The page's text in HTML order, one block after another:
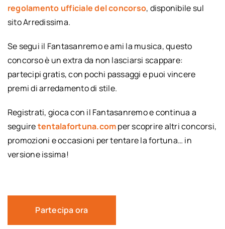
regolamento ufficiale del concorso, disponibile sul
sito Arredissima.
Se segui il Fantasanremo e ami la musica, questo
concorso è un extra da non lasciarsi scappare:
partecipi gratis, con pochi passaggi e puoi vincere
premi di arredamento di stile.
Registrati, gioca con il Fantasanremo e continua a
seguiretentalafortuna.comper scoprire altri concorsi,
promozioni e occasioni per tentare la fortuna… in
versione issima!
Partecipa ora